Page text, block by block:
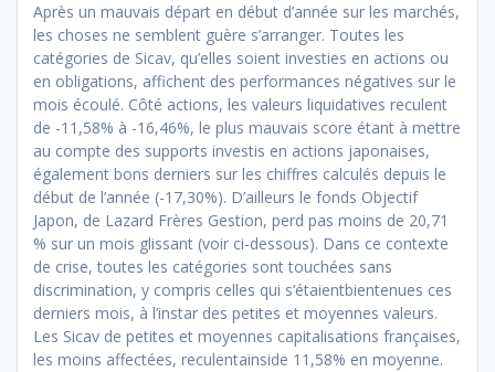
Après un mauvais départ en début d’année sur les marchés,
les choses ne semblent guère s’arranger. Toutes les
catégories de Sicav, qu’elles soient investies en actions ou
en obligations, affichent des performances négatives sur le
mois écoulé. Côté actions, les valeurs liquidatives reculent
de -11,58% à -16,46%, le plus mauvais score étant à mettre
au compte des supports investis en actions japonaises,
également bons derniers sur les chiffres calculés depuis le
début de l’année (-17,30%). D’ailleurs le fonds Objectif
Japon, de Lazard Frères Gestion, perd pas moins de 20,71
% sur un mois glissant (voir ci-dessous). Dans ce contexte
de crise, toutes les catégories sont touchées sans
discrimination, y compris celles qui s’étaientbientenues ces
derniers mois, à l’instar des petites et moyennes valeurs.
Les Sicav de petites et moyennes capitalisations françaises,
les moins affectées, reculentainside 11,58% en moyenne.